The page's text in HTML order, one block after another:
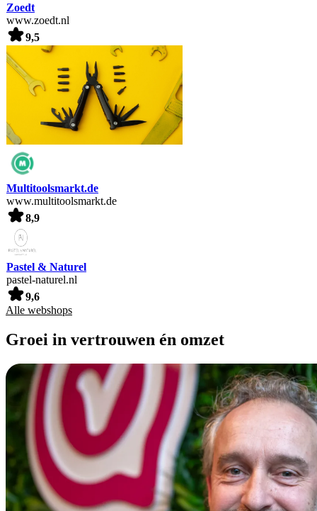
Zoedt
www.zoedt.nl
9,5
Multitoolsmarkt.de
www.multitoolsmarkt.de
8,9
Pastel & Naturel
pastel-naturel.nl
9,6
Alle webshops
Groei in vertrouwen én omzet